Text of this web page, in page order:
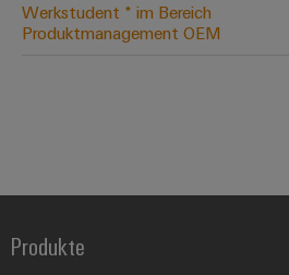
Werkstudent * im Bereich
Produktmanagement OEM
Produkte